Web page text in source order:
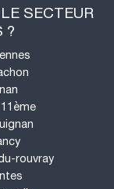
SECTEUR
?
rouvray